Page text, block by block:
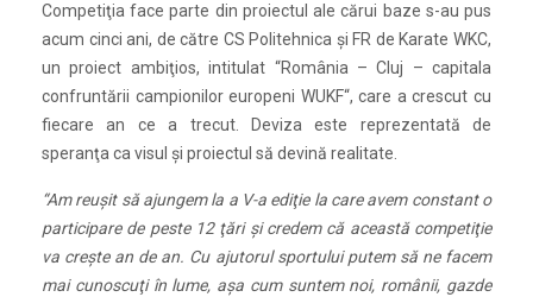
Competiţia face parte din proiectul ale cărui baze s-au pus
acum cinci ani, de către CS Politehnica şi FR de Karate WKC,
un proiect ambiţios, intitulat “România – Cluj – capitala
confruntării campionilor europeni WUKF“, care a crescut cu
fiecare an ce a trecut. Deviza este reprezentată de
speranţa ca visul şi proiectul să devină realitate.
“Am reuşit să ajungem la a V-a ediţie la care avem constant o
participare de peste 12 ţări şi credem că această competiţie
va creşte an de an. Cu ajutorul sportului putem să ne facem
mai cunoscuţi în lume, aşa cum suntem noi, românii, gazde